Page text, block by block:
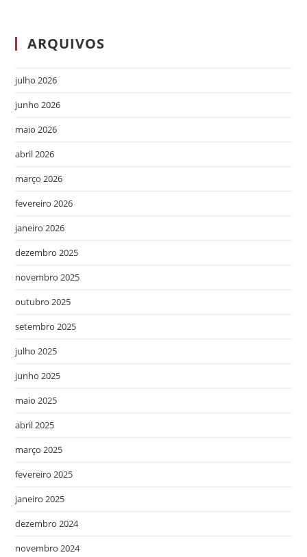
ARQUIVOS
julho 2026
junho 2026
maio 2026
abril 2026
março 2026
fevereiro 2026
janeiro 2026
dezembro 2025
novembro 2025
outubro 2025
setembro 2025
julho 2025
junho 2025
maio 2025
abril 2025
março 2025
fevereiro 2025
janeiro 2025
dezembro 2024
novembro 2024